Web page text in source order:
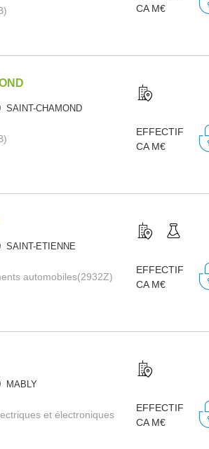
CA M€
SAINT-CHAMOND
EFFECTIF
CA M€
SAINT-ETIENNE
automobiles(2932Z)
EFFECTIF
CA M€
MABLY
et électroniques
EFFECTIF
CA M€